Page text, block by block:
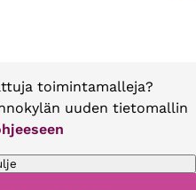
toimintamalleja?
uuden tietomallin